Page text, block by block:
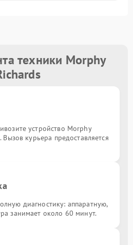
техники Morphy
устройство Morphy
курьера предоставляется
диагностику: аппаратную,
занимает около 60 минут.